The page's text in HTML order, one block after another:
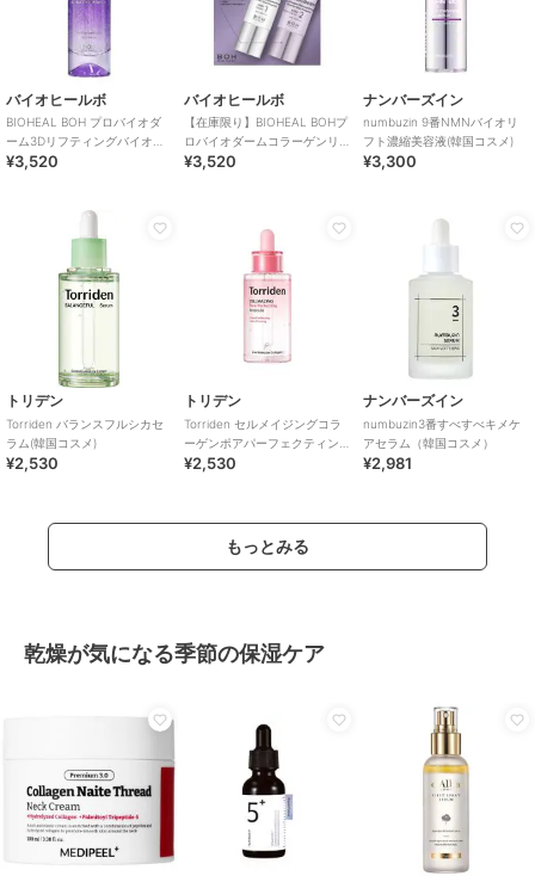
バイオヒールボ
BIOHEAL BOH プロバイオダ
ーム3Dリフティングバイオト
クシルPLGAセラム(韓国コス
¥3,520
バイオヒールボ
【在庫限り】BIOHEAL BOHプ
ロバイオダームコラーゲンリ
モデリングブースターSP(韓国
¥3,520
ナンバーズイン
numbuzin 9番NMNバイオリ
フト濃縮美容液(韓国コスメ)
¥3,300
トリデン
Torriden バランスフルシカセ
ラム(韓国コスメ)
¥2,530
トリデン
Torriden セルメイジングコラ
ーゲンポアパーフェクティン
グアンプル(韓国コスメ)
¥2,530
ナンバーズイン
numbuzin3番すべすべキメケ
アセラム（韓国コスメ）
¥2,981
もっとみる
乾燥が気になる季節の保湿ケア